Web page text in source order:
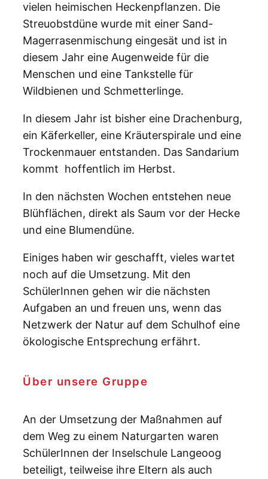
vielen heimischen Heckenpflanzen. Die
Streuobstdüne wurde mit einer Sand-
Magerrasenmischung eingesät und ist in
diesem Jahr eine Augenweide für die
Menschen und eine Tankstelle für
Wildbienen und Schmetterlinge.
In diesem Jahr ist bisher eine Drachenburg,
ein Käferkeller, eine Kräuterspirale und eine
Trockenmauer entstanden. Das Sandarium
kommt hoffentlich im Herbst.
In den nächsten Wochen entstehen neue
Blühflächen, direkt als Saum vor der Hecke
und eine Blumendüne.
Einiges haben wir geschafft, vieles wartet
noch auf die Umsetzung. Mit den
SchülerInnen gehen wir die nächsten
Aufgaben an und freuen uns, wenn das
Netzwerk der Natur auf dem Schulhof eine
ökologische Entsprechung erfährt.
Über unsere Gruppe
An der Umsetzung der Maßnahmen auf
dem Weg zu einem Naturgarten waren
SchülerInnen der Inselschule Langeoog
beteiligt, teilweise ihre Eltern als auch